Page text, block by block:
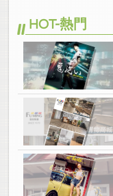
HOT-熱門